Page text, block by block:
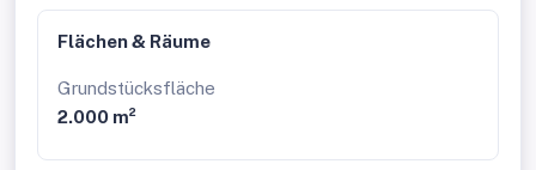
Flächen & Räume
Grundstücksfläche
2.000 m²